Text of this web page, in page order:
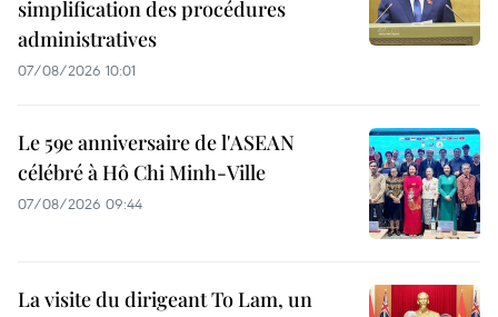
simplification des procédures
administratives
07/08/2026 10:01
Le 59e anniversaire de l'ASEAN
célébré à Hô Chi Minh-Ville
07/08/2026 09:44
La visite du dirigeant To Lam, un